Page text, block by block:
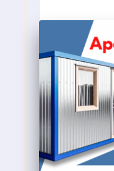
Морские
контейнеры
1) Комфортное
размещение
2) Полная
комплектация
3) Подходит для
длительной
транспортировки